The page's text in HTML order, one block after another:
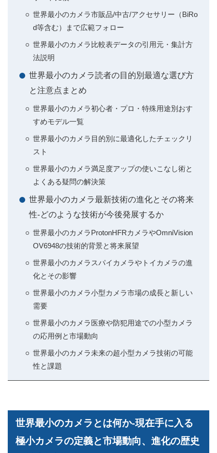
世界最小のカメラ市販品/中古/アクセサリー（BiRo
d等含む）まで広範フォロー
世界最小のカメラ比較表データの引用元・集計方
法説明
世界最小のカメラ読者の目的別最適な選び方
と注意点まとめ
世界最小のカメラ初心者・プロ・特殊用途別おす
すめモデル一覧
世界最小のカメラ目的別に最適化したチェックリ
スト
世界最小のカメラ満足度アップの使いこなし術と
よくある疑問の解決策
世界最小のカメラ最新技術の進化とその将来
性-どのような技術が今後発展するか
世界最小のカメラProtonHFRカメラやOmniVision
OV6948の技術的背景と将来展望
世界最小のカメラスパイカメラやトイカメラの進
化とその影響
世界最小のカメラ小型カメラ市場の成長と新しい
需要
世界最小のカメラ医療や防犯用途での小型カメラ
の応用例と市場動向
世界最小のカメラ未来の超小型カメラ技術の可能
性と課題
世界最小のカメラとは何か-現在手に入る
極小カメラの定義と市場動向、進化の歴史